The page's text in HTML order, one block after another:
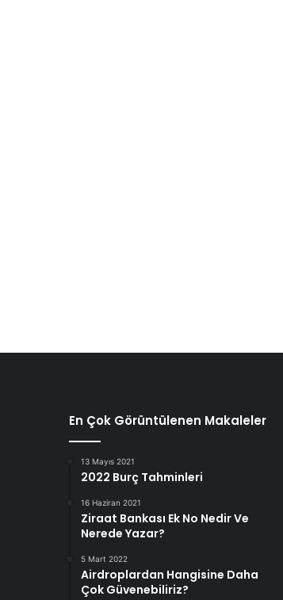
En Çok Görüntülenen Makaleler
13 Mayıs 2021
2022 Burç Tahminleri
16 Haziran 2021
Ziraat Bankası Ek No Nedir Ve
Nerede Yazar?
5 Mart 2022
Airdroplardan Hangisine Daha
Çok Güvenebiliriz?